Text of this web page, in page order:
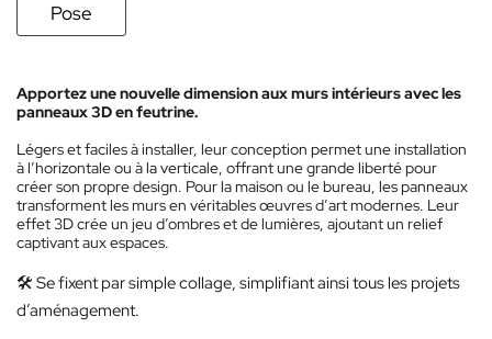
Pose
Apportez une nouvelle dimension aux murs intérieurs avec les
panneaux 3D en feutrine.
Légers et faciles à installer, leur conception permet une installation
à l’horizontale ou à la verticale, offrant une grande liberté pour
créer son propre design. Pour la maison ou le bureau, les panneaux
transforment les murs en véritables œuvres d’art modernes. Leur
effet 3D crée un jeu d’ombres et de lumières, ajoutant un relief
captivant aux espaces.
🛠️ Se fixent par simple collage, simplifiant ainsi tous les projets
d’aménagement.